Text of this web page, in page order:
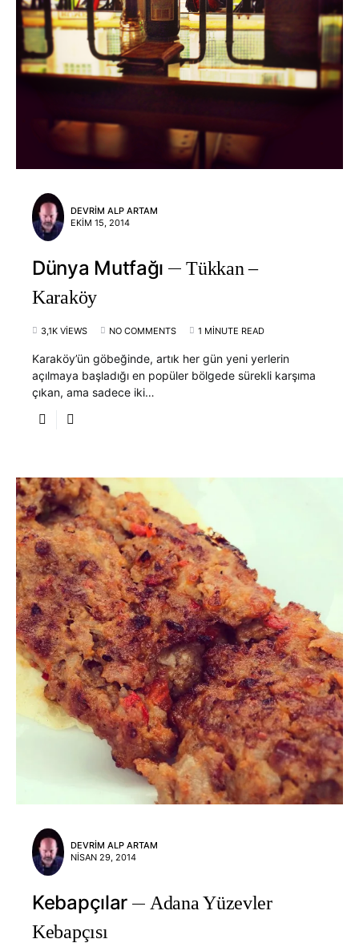
DEVRIM ALP ARTAM
EKIM 15, 2014
Dünya Mutfağı
Tükkan –
Karaköy
3,1K VIEWS NO COMMENTS 1 MINUTE READ
Karaköy’ün göbeğinde, artık her gün yeni yerlerin
açılmaya başladığı en popüler bölgede sürekli karşıma
çıkan, ama sadece iki…
DEVRIM ALP ARTAM
NISAN 29, 2014
Kebapçılar
Adana Yüzevler
Kebapçısı